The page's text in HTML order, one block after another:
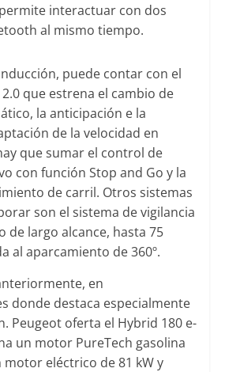
interactuar con dos
al mismo tiempo.
puede contar con el
que estrena el cambio de
la anticipación e la
de la velocidad en
que sumar el control de
con función Stop and Go y la
de carril. Otros sistemas
son el sistema de vigilancia
de largo alcance, hasta 75
al aparcamiento de 360º.
en
donde destaca especialmente
Peugeot oferta el Hybrid 180 e-
un motor PureTech gasolina
motor eléctrico de 81 kW y